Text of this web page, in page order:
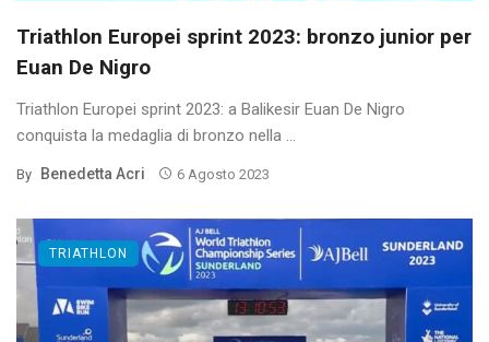
Triathlon Europei sprint 2023: bronzo junior per
Euan De Nigro
Triathlon Europei sprint 2023: a Balikesir Euan De Nigro
conquista la medaglia di bronzo nella ...
By Benedetta Acri 6 Agosto 2023
TRIATHLON